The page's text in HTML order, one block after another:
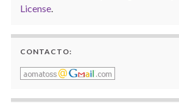
License.
CONTACTO: